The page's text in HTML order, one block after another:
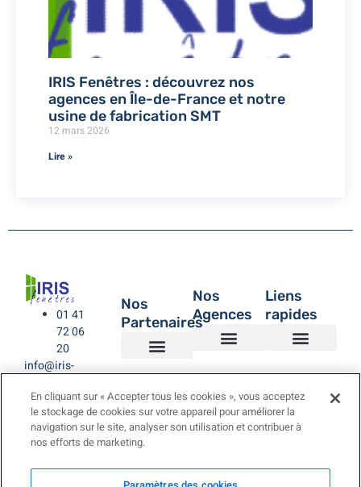
IRIS Fenêtres : découvrez nos
agences en Île-de-France et notre
usine de fabrication SMT
12 mars 2026
Lire »
01 41
72 06
20
info@iris-
Nos
Partenaires
Nos
Agences
Liens
rapides
En cliquant sur « Accepter tous les cookies », vous acceptez
le stockage de cookies sur votre appareil pour améliorer la
navigation sur le site, analyser son utilisation et contribuer à
nos efforts de marketing.